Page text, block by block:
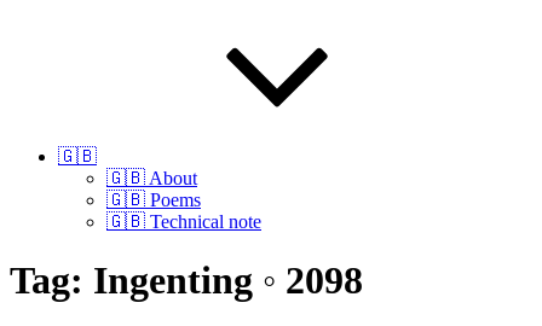
🇬🇧
🇬🇧 About
🇬🇧 Poems
🇬🇧 Technical note
Tag: Ingenting ◦ 2098